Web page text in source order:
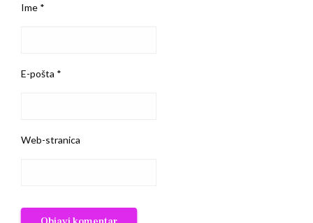
Ime *
E-pošta *
Web-stranica